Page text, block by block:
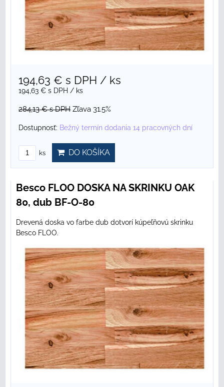
194,63 € s DPH / ks
194,63 € s DPH / ks
284,13 €s DPH Zľava 31.5%
Dostupnosť: Bežný termín dodania 14 pracovných dní
ks DO KOŠÍKA
Besco FLOO DOSKA NA SKRINKU OAK
80, dub BF-O-80
Drevená doska vo farbe dub dotvorí kúpeľňovú skrinku
Besco FLOO.